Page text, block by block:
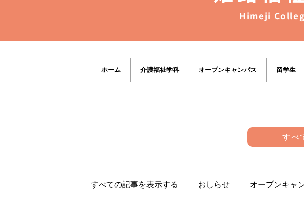
Himeji
ホーム 介護福祉学科 オープンキャンパス 留学生
すべ
すべての記事を表示する おしらせ オープンキャ